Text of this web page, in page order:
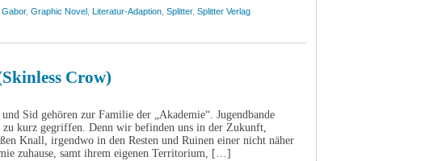
Gabor, Graphic Novel Literatur-Adaption Splitter, Splitter Verlag
Crow)
Sid gehören zur Familie der „Akademie“. Jugendbande
zu kurz gegriffen. Denn wir befinden uns in der Zukunft,
Knall, irgendwo in den Resten und Ruinen einer nicht näher
zuhause, samt ihrem eigenen Territorium, […]